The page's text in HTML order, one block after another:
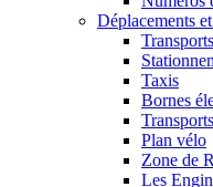
Déplacements
Taxis
Bornes
Plan vélo
Zone de
Les